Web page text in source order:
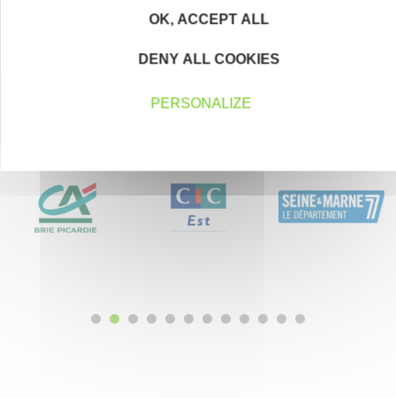
dans chaque Newsletter ou en nous contactant à l’adresse
plateforme@initiative-mvs-sud77.fr
Nos partenaires
OK, ACCEPT ALL
DENY ALL COOKIES
PERSONALIZE